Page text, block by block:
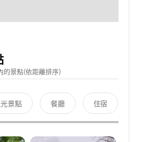
的景點(依距離排序)
景點 餐廳 住宿